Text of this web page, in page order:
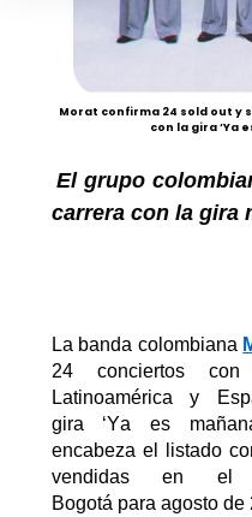
Morat confirma 24 sold out y
con la gira ‘Ya
El grupo
carrera con la gira
La banda colombiana
24 conciertos con
Latinoamérica y
gira ‘Ya es
encabeza el listado
vendidas en
Bogotá paraagosto de